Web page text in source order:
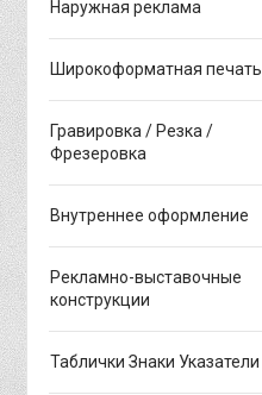
Наружная реклама
Широкоформатная печать
Гравировка / Резка /
Фрезеровка
Внутреннее оформление
Рекламно-выставочные
конструкции
Таблички Знаки Указатели